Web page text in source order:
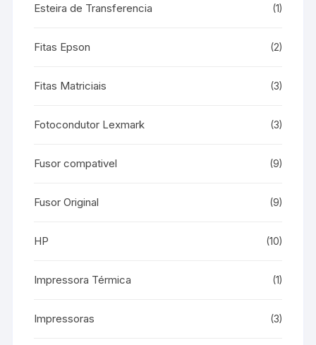
Esteira de Transferencia (1)
Fitas Epson (2)
Fitas Matriciais (3)
Fotocondutor Lexmark (3)
Fusor compativel (9)
Fusor Original (9)
HP (10)
Impressora Térmica (1)
Impressoras (3)